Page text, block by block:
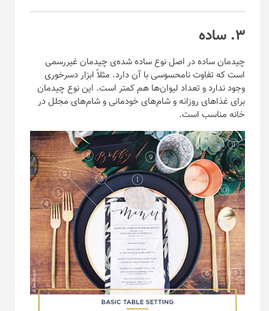
۳. ساده
چیدمان ساده در اصل نوع ساده شده‌ی چیدمان غیررسمی
است که تفاوت نامحسوسی با آن دارد. مثلاً ابزار دسرخوری
وجود ندارد و تعداد لیوان‌ها هم کمتر است. این نوع چیدمان
برای غذا‌های روزانه و شام‌های خودمانی و شام‌های مجلل در
خانه مناسب است.